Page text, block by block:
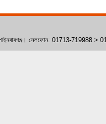
চাঁপাইনবাবগঞ্জ। সেলফোন: 01713-